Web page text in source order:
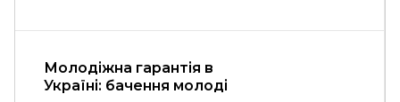
Молодіжна гарантія в
Україні: бачення молоді